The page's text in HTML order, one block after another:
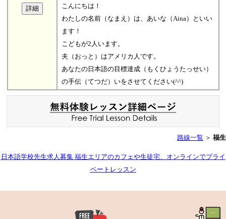
こんにちは！
わたしの名前（なまえ）は、あいな（Aina）といい
ます！
こどもが2人います。
夫（おっと）はアメリカ人です。
あなたの日本語の目標達成（もくひょうたっせい）
の手伝（てつだ）いをさせてください(^^)
路線一覧 ＞ 福生
日本語学校先生求人募集 福生エリアのカフェや生徒宅、オンラインでプライ
ベートレッスン